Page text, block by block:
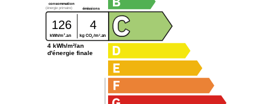
consommation
émissions
(énergie primaire)
126 4
kWh/m 2 .an kg CO2/m2.an
4 kWh/m²/an
d'énergie finale